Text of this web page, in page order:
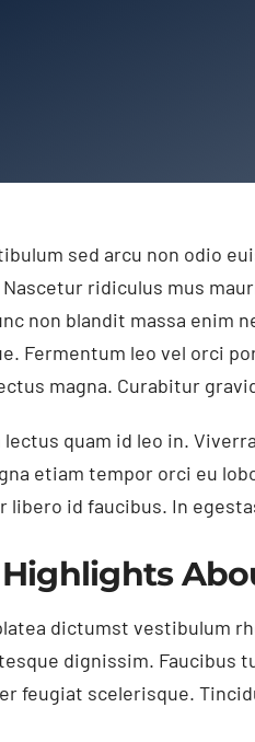
sed arcu non odio
Nascetur ridiculus mus
non blandit massa enim
Fermentum leo vel orci
magna. Curabitur
quam id leo in.
etiam tempor orci eu
libero id faucibus. In
dictumst vestibulum
dignissim. Faucibus
feugiat scelerisque.